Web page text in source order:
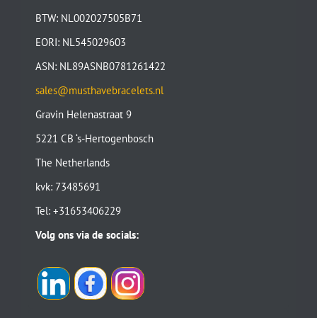
BTW: NL002027505B71
EORI: NL545029603
ASN: NL89ASNB0781261422
sales@musthavebracelets.nl
Gravin Helenastraat 9
5221 CB ‘s-Hertogenbosch
The Netherlands
kvk: 73485691
Tel: +31653406229
Volg ons via de socials: